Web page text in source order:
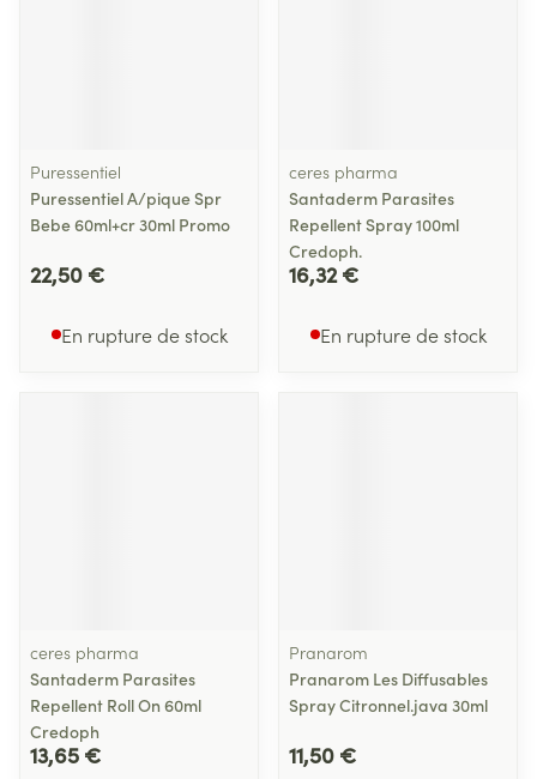
Puressentiel
Puressentiel A/pique Spr
Bebe 60ml+cr 30ml Promo
22,50 €
En rupture de stock
ceres pharma
Santaderm Parasites
Repellent Spray 100ml
Credoph.
16,32 €
En rupture de stock
ceres pharma
Santaderm Parasites
Repellent Roll On 60ml
Credoph
13,65 €
Pranarom
Pranarom Les Diffusables
Spray Citronnel.java 30ml
11,50 €